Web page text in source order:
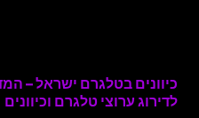
כיוונים בטלגרם ישראל –
לדירוג ערוצי טלגרם וכיוונים